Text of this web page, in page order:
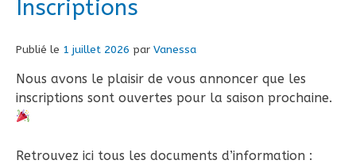
Inscriptions
Publié le 1 juillet 2026 par Vanessa
Nous avons le plaisir de vous annoncer que les
inscriptions sont ouvertes pour la saison prochaine.
Retrouvez ici tous les documents d’information :